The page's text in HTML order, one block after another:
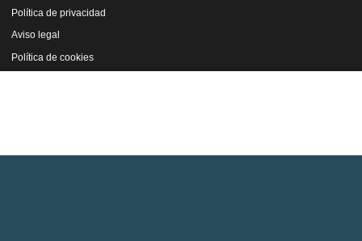
Política de privacidad
Aviso legal
Política de cookies